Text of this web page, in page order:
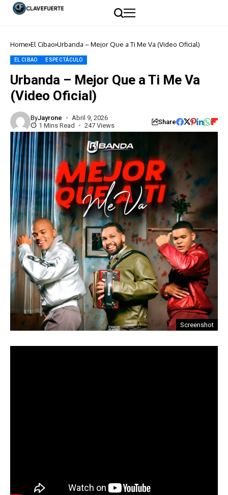
Home El Cibao Urbanda – Mejor Que a Ti Me Va (Video Oficial)
EL CIBAO ESPECTÁCULO
Urbanda – Mejor Que a Ti Me Va
(Video Oficial)
ByJayrone
Abril 9, 2026
1 Mins Read
247 Views Share
Screenshot